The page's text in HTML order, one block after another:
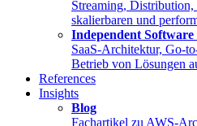
Streaming,
skalierbaren und
Independent Software
SaaS-Architektur, Go-
Betrieb von Lösungen
References
Insights
Blog
Fachartikel zu AWS-